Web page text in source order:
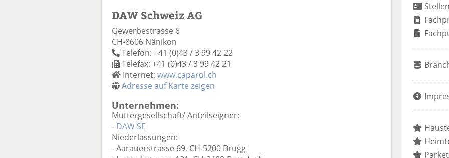
DAW Schweiz AG
Gewerbestrasse 6
CH-8606 Nänikon
Telefon: +41 (0)43 / 3 99 42 22
Telefax: +41 (0)43 / 3 99 42 21
Internet: www.caparol.ch
Adresse auf Karte zeigen
Unternehmen:
Muttergesellschaft/ Anteilseigner:
- DAW SE
Niederlassungen:
- Aarauerstrasse 69, CH-5200 Brugg